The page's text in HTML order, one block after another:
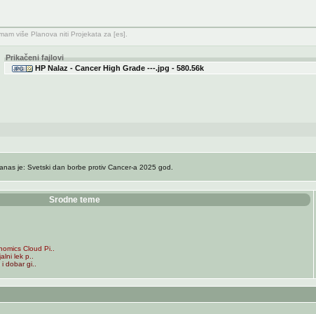
više Planova niti Projekata za [es].
Prikačeni fajlovi
HP Nalaz - Cancer High Grade ---.jpg - 580.56k
je: Svetski dan borbe protiv Cancer-a 2025 god.
Srodne teme
Cloud Pi..
lek p..
dobar gi..